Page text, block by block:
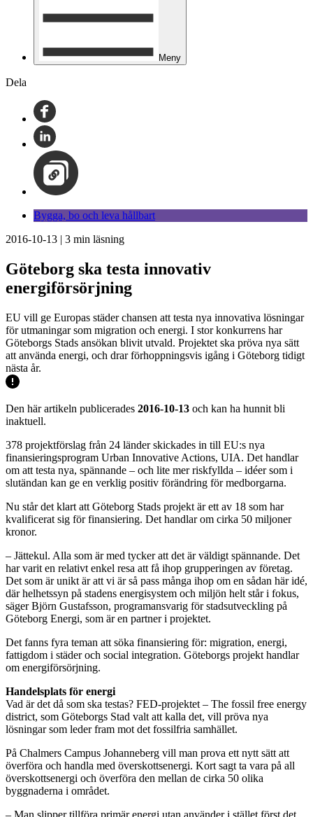
Meny
Dela
Bygga, bo och leva hållbart
2016-10-13 | 3 min läsning
Göteborg ska testa innovativ
energiförsörjning
EU vill ge Europas städer chansen att testa nya innovativa lösningar
för utmaningar som migration och energi. I stor konkurrens har
Göteborgs Stads ansökan blivit utvald. Projektet ska pröva nya sätt
att använda energi, och drar förhoppningsvis igång i Göteborg tidigt
nästa år.
Den här artikeln publicerades 2016-10-13 och kan ha hunnit bli
inaktuell.
378 projektförslag från 24 länder skickades in till EU:s nya
finansieringsprogram Urban Innovative Actions, UIA. Det handlar
om att testa nya, spännande – och lite mer riskfyllda – idéer som i
slutändan kan ge en verklig positiv förändring för medborgarna.
Nu står det klart att Göteborg Stads projekt är ett av 18 som har
kvalificerat sig för finansiering. Det handlar om cirka 50 miljoner
kronor.
– Jättekul. Alla som är med tycker att det är väldigt spännande. Det
har varit en relativt enkel resa att få ihop grupperingen av företag.
Det som är unikt är att vi är så pass många ihop om en sådan här idé,
där helhetssyn på stadens energisystem och miljön helt står i fokus,
säger Björn Gustafsson, programansvarig för stadsutveckling på
Göteborg Energi, som är en partner i projektet.
Det fanns fyra teman att söka finansiering för: migration, energi,
fattigdom i städer och social integration. Göteborgs projekt handlar
om energiförsörjning.
Handelsplats för energi
Vad är det då som ska testas? FED-projektet – The fossil free energy
district, som Göteborgs Stad valt att kalla det, vill pröva nya
lösningar som leder fram mot det fossilfria samhället.
På Chalmers Campus Johanneberg vill man prova ett nytt sätt att
överföra och handla med överskottsenergi. Kort sagt ta vara på all
överskottsenergi och överföra den mellan de cirka 50 olika
byggnaderna i området.
– Man slipper tillföra primär energi utan använder i stället först det